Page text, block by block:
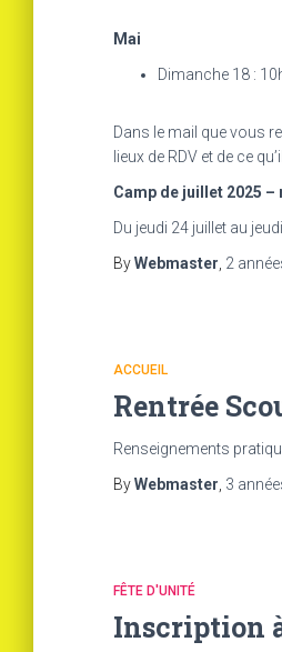
Mai
Dimanche 18 :
Dans le mail que vous
lieux de RDV et de ce
Camp de juillet 2025
Du jeudi 24 juillet au
ByWebmaster 2
ACCUEIL
Rentrée
Renseignements
ByWebmaster 3
FÊTE D'UNITÉ
Inscription